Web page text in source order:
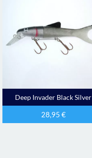
Deep Invader Black Silver
28,95 €